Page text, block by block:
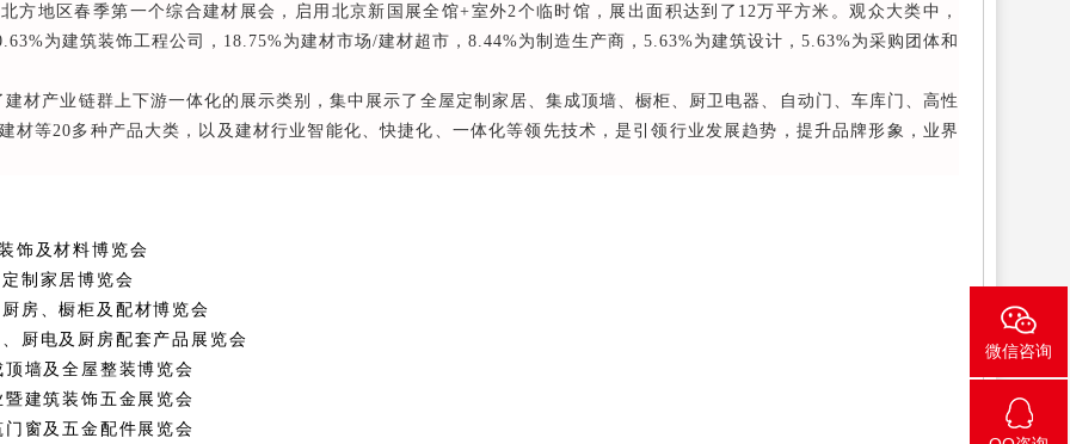
方地区春季第一个综合建材展会，启用北京新国展全馆+室外2个临时馆，展出面积达到了12万平方米。观众大类中，
为建筑装饰工程公司，18.75%为建材市场/建材超市，8.44%为制造生产商，5.63%为建筑设计，5.63%为采购团体和
产业链群上下游一体化的展示类别，集中展示了全屋定制家居、集成顶墙、橱柜、厨卫电器、自动门、车库门、高性
材等20多种产品大类，以及建材行业智能化、快捷化、一体化等领先技术，是引领行业发展趋势，提升品牌形象，业界
饰及材料博览会
制家居博览会
房、橱柜及配材博览会
厨电及厨房配套产品展览会
墙及全屋整装博览会
建筑装饰五金展览会
窗及五金配件展览会
微信咨询